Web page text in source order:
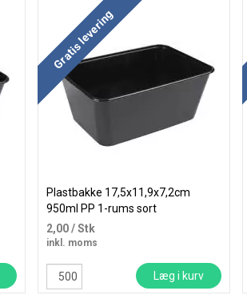
Køb mere og spar
Gratis levering
Plastbakke 17,5x11,9x7,2cm
950ml PP 1-rums sort
2,00/ Stk
inkl. moms
Læg i kurv